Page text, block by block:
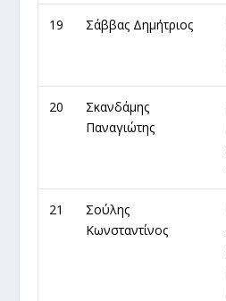
19 Σάββας Δημήτριος
20
Σκανδάμης
Παναγιώτης
21
Σούλης
Κωνσταντίνος